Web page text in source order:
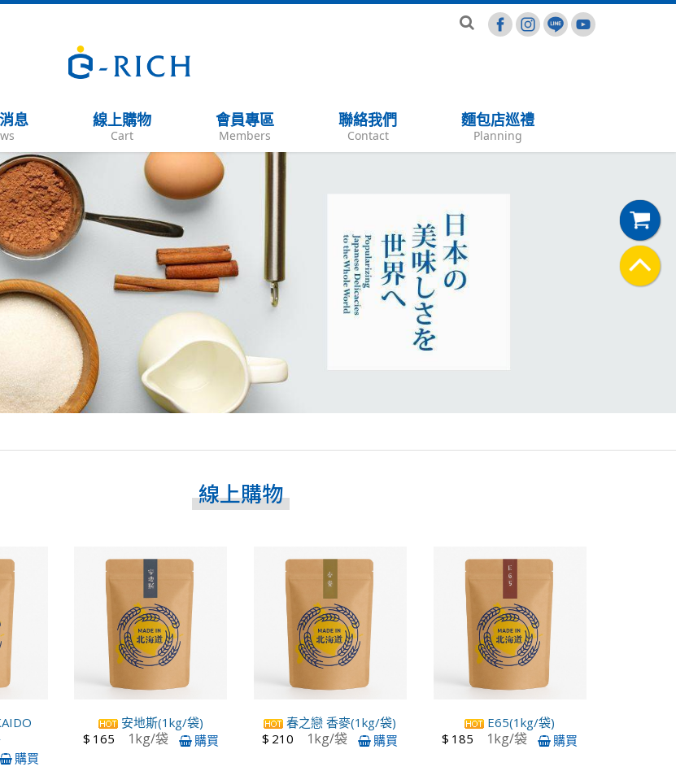
息 線上購物 會員專區 聯絡我們 麵包店巡禮
線上購物
購買
安地斯(1kg/袋)
$ 165 1kg/袋 購買
春之戀 香麥(1kg/袋)
$ 210 1kg/袋 購買
E65(1kg/袋)
$ 185 1kg/袋 購買